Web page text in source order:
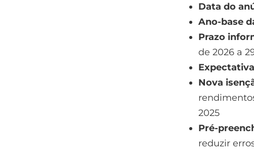
Data do
Ano-base
Prazo
de 2026 a
Nova
2025
Pré-
reduzir